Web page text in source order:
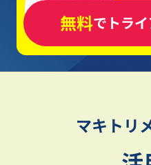
無料でトラ
マキトリ